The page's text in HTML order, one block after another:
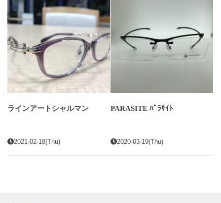
ラインアートシャルマン
2021-02-18(Thu)
PARASITE ﾊﾟﾗｻｲﾄ
2020-03-19(Thu)